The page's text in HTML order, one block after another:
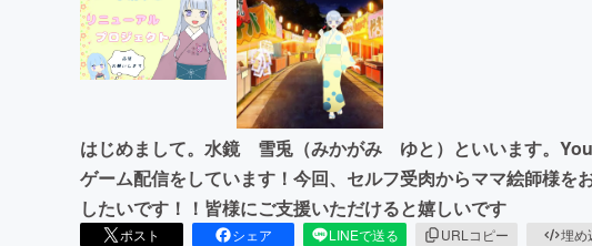
はじめまして。水鏡 雪兎（みかがみ ゆと）といいます。
ゲーム配信をしています！今回、セルフ受肉からママ絵師様を
したいです！！皆様にご支援いただけると嬉しいです
ポスト シェア LINEで送る URLコピー 埋め